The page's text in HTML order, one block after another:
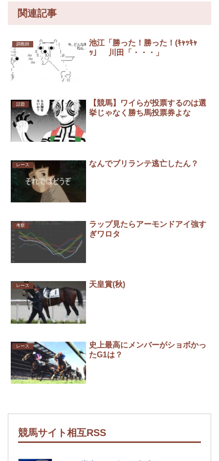
関連記事
調教師
池江「勝った！勝った！(ｷｬｯｷｬ
ｯ」 川田「・・・」
話題
【競馬】ワイらが投票するのは選
挙じゃなく勝ち馬投票券よな
レース なんでブリランテ逃亡したん？
考察
ラップ見たらアーモンドアイ強す
ぎワロタ
レース 天皇賞(秋)
レース
史上最高にメンバーがショボかっ
たG1は？
競馬サイト相互RSS